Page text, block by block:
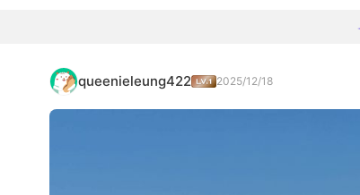
queenieleung422 2025/12/18